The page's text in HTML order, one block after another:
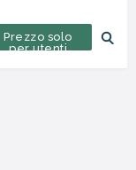
Prezzo solo
per utenti